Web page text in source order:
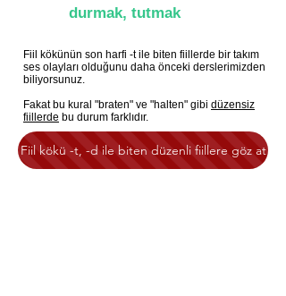
durmak, tutmak
Fiil kökünün son harfi -t ile biten fiillerde bir takım
ses olayları olduğunu daha önceki derslerimizden
biliyorsunuz.
Fakat bu kural "braten" ve "halten" gibi düzensiz
fiillerde bu durum farklıdır.
Fiil kökü -t, -d ile biten düzenli fiillere göz at